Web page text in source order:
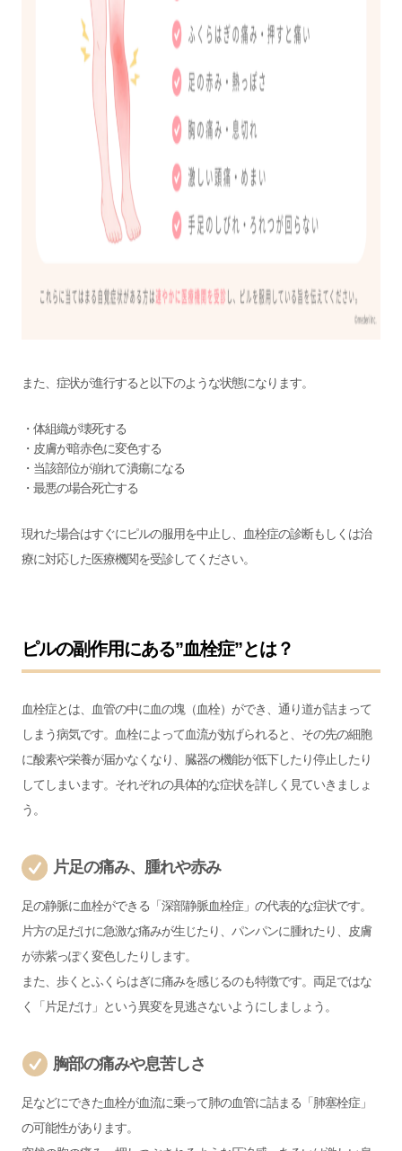
また、症状が進行すると以下のような状態になります。
・体組織が壊死する
・皮膚が暗赤色に変色する
・当該部位が崩れて潰瘍になる
・最悪の場合死亡する
現れた場合はすぐにピルの服用を中止し、血栓症の診断もしくは治
療に対応した医療機関を受診してください。
ピルの副作用にある”血栓症”とは？
血栓症とは、血管の中に血の塊（血栓）ができ、通り道が詰まって
しまう病気です。血栓によって血流が妨げられると、その先の細胞
に酸素や栄養が届かなくなり、臓器の機能が低下したり停止したり
してしまいます。それぞれの具体的な症状を詳しく見ていきましょ
う。
片足の痛み、腫れや赤み
足の静脈に血栓ができる「深部静脈血栓症」の代表的な症状です。
片方の足だけに急激な痛みが生じたり、パンパンに腫れたり、皮膚
が赤紫っぽく変色したりします。
また、歩くとふくらはぎに痛みを感じるのも特徴です。両足ではな
く「片足だけ」という異変を見逃さないようにしましょう。
胸部の痛みや息苦しさ
足などにできた血栓が血流に乗って肺の血管に詰まる「肺塞栓症」
の可能性があります。